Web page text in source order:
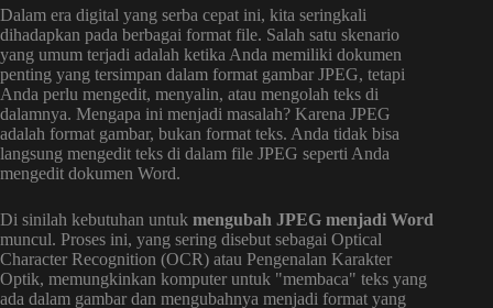
Dalam era digital yang serba cepat ini, kita seringkali
dihadapkan pada berbagai format file. Salah satu skenario
yang umum terjadi adalah ketika Anda memiliki dokumen
penting yang tersimpan dalam format gambar JPEG, tetapi
Anda perlu mengedit, menyalin, atau mengolah teks di
dalamnya. Mengapa ini menjadi masalah? Karena JPEG
adalah format gambar, bukan format teks. Anda tidak bisa
langsung mengedit teks di dalam file JPEG seperti Anda
mengedit dokumen Word.
Di sinilah kebutuhan untuk mengubah JPEG menjadi Word
muncul. Proses ini, yang sering disebut sebagai Optical
Character Recognition (OCR) atau Pengenalan Karakter
Optik, memungkinkan komputer untuk "membaca" teks yang
ada dalam gambar dan mengubahnya menjadi format yang